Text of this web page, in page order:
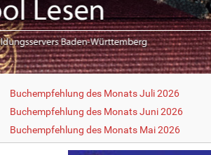
Buchempfehlung des Monats Juli 2026
Buchempfehlung des Monats Juni 2026
Buchempfehlung des Monats Mai 2026